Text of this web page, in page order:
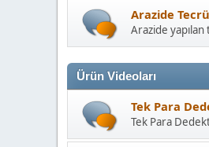
Arazide
Arazide
Ürün Videoları
Tek Para
Tek Para